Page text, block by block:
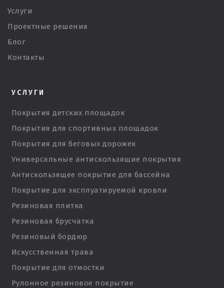
Услуги
Проектные решения
Блог
Контакты
УСЛУГИ
Покрытия детских площадок
Покрытия для спортивных площадок
Покрытия для беговых дорожек
Универсальные антискользящие покрытия
Антискользящее покрытие для бассейна
Покрытие для эксплуатируемой кровли
Резиновая плитка
Резиновая брусчатка
Резиновый бордюр
Искусственная трава
Покрытие для отмостки
Рулонное резиновое покрытие